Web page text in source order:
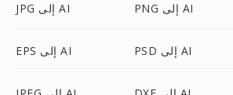
JPG إلى AI PNG إلى AI
EPS إلى AI PSD إلى AI